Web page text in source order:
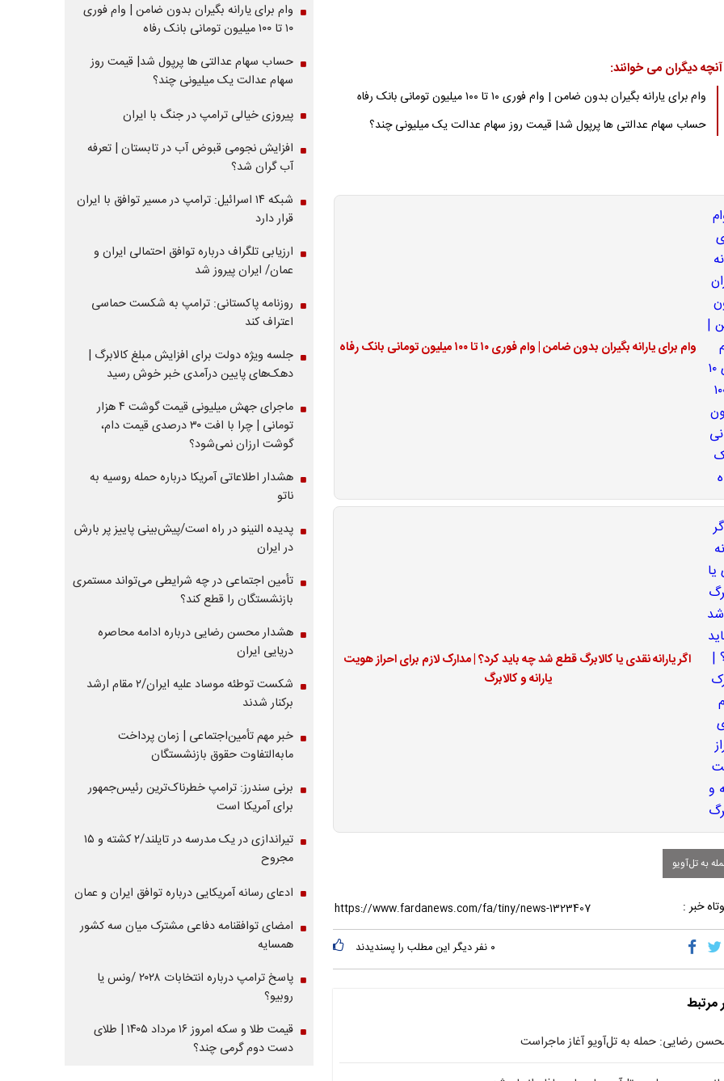
آنچه دیگران می خوانند:
وام برای یارانه بگیران بدون ضامن | وام فوری ۱۰ تا ۱۰۰ میلیون تومانی بانک رفاه
حساب سهام عدالتی ها پرپول شد| قیمت روز سهام عدالت یک میلیونی چند؟
وام برای یارانه بگیران بدون ضامن | وام فوری ۱۰ تا ۱۰۰ میلیون تومانی بانک رفاه
اگر یارانه نقدی یا کالابرگ قطع شد چه باید کرد؟ | مدارک لازم برای احراز هویت
یارانه و کالابرگ
به تل‌آویو
خبر :
۰ نفر دیگر این مطلب را پسندیدند
مرتبط
رضایی: حمله به تل‌آویو آغاز ماجراست
وام برای یارانه بگیران بدون ضامن | وام فوری
۱۰ تا ۱۰۰ میلیون تومانی بانک رفاه
حساب سهام عدالتی ها پرپول شد| قیمت روز
سهام عدالت یک میلیونی چند؟
پیروزی خیالی ترامپ در جنگ با ایران
افزایش نجومی قبوض آب در تابستان | تعرفه
آب گران شد؟
شبکه ۱۴ اسرائیل: ترامپ در مسیر توافق با ایران
قرار دارد
ارزیابی تلگراف درباره توافق احتمالی ایران و
عمان/ ایران پیروز شد
روزنامه پاکستانی: ترامپ به شکست حماسی
اعتراف کند
جلسه ویژه دولت برای افزایش مبلغ کالابرگ |
دهک‌های پایین درآمدی خبر خوش رسید
ماجرای جهش میلیونی قیمت گوشت ۴ هزار
تومانی | چرا با افت ۳۰ درصدی قیمت دام،
گوشت ارزان نمی‌شود؟
هشدار اطلاعاتی آمریکا درباره حمله روسیه به
ناتو
پدیده النینو در راه است/پیش‌بینی پاییز پر بارش
در ایران
تأمین اجتماعی در چه شرایطی می‌تواند مستمری
بازنشستگان را قطع کند؟
هشدار محسن رضایی درباره ادامه محاصره
دریایی ایران
شکست توطئه موساد علیه ایران/۲ مقام‌ ارشد
برکنار شدند
خبر مهم تأمین‌اجتماعی | زمان پرداخت
مابه‌التفاوت حقوق بازنشستگان
برنی سندرز: ترامپ خطرناک‌ترین رئیس‌جمهور
برای آمریکا است
تیراندازی در یک مدرسه در تایلند/۲ کشته و ۱۵
مجروح
ادعای رسانه آمریکایی درباره توافق ایران و عمان
امضای توافقنامه دفاعی مشترک میان سه کشور
همسایه
پاسخ ترامپ درباره انتخابات ۲۰۲۸ /ونس یا
روبیو؟
قیمت طلا و سکه امروز ۱۶ مرداد ۱۴۰۵ | طلای
دست دوم گرمی چند؟